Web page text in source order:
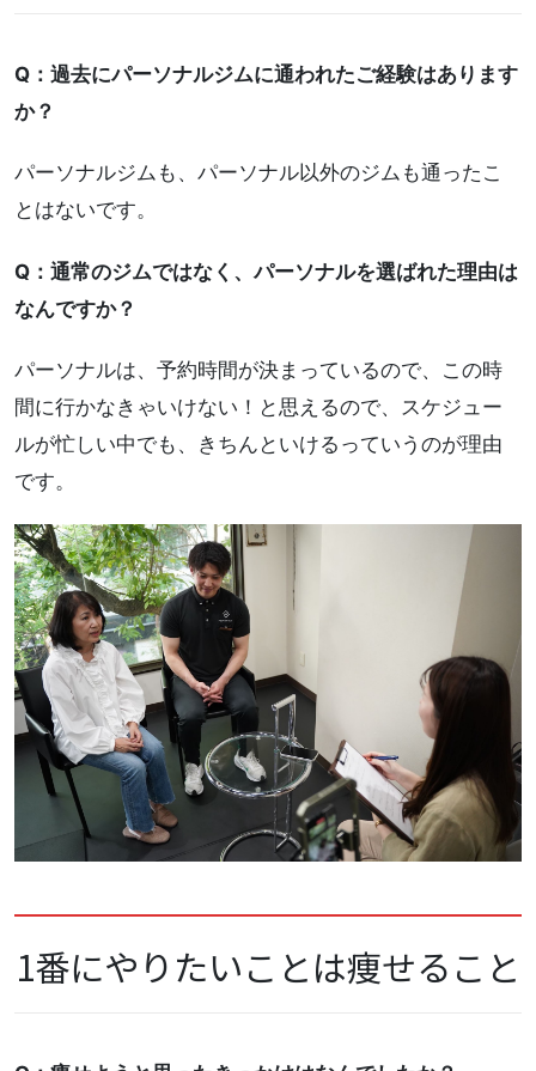
Q：過去にパーソナルジムに通われたご経験はあります
か？
パーソナルジムも、パーソナル以外のジムも通ったこ
とはないです。
Q：通常のジムではなく、パーソナルを選ばれた理由は
なんですか？
パーソナルは、予約時間が決まっているので、この時
間に行かなきゃいけない！と思えるので、スケジュー
ルが忙しい中でも、きちんといけるっていうのが理由
です。
1番にやりたいことは痩せること